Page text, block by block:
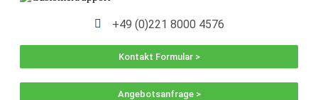
+49 (0)221 8000 4576
Kontakt Formular >
Angebotsanfrage >